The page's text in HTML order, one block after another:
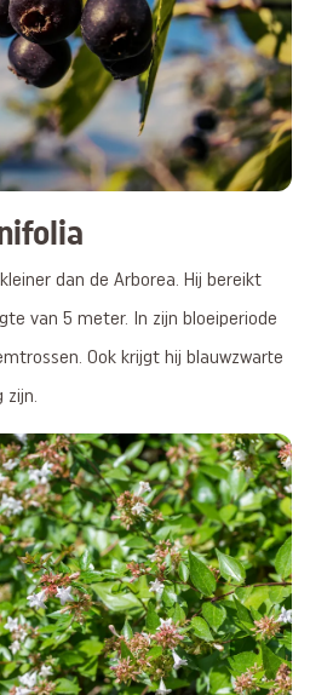
dan de Arborea. Hij bereikt
van 5 meter. In zijn bloeiperiode
Ook krijgt hij blauwzwarte
zijn.